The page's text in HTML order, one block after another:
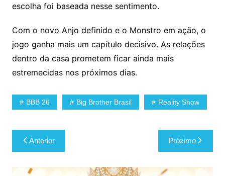
escolha foi baseada nesse sentimento.
Com o novo Anjo definido e o Monstro em ação, o
jogo ganha mais um capítulo decisivo. As relações
dentro da casa prometem ficar ainda mais
estremecidas nos próximos dias.
BBB 26 Big Brother Brasil Reality Show
Navegação
de
Post
Anterior Próximo